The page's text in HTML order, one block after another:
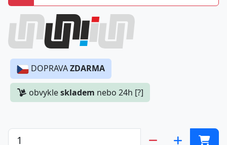
DOPRAVAZDARMA
obvykleskladem nebo 24h [?]